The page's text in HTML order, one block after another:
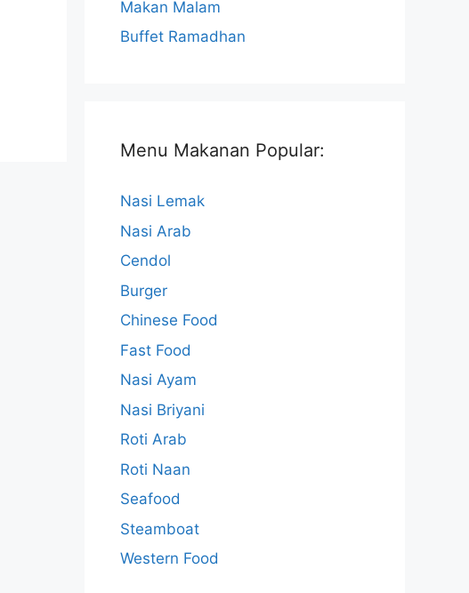
Makan Malam
Buffet Ramadhan
Menu Makanan Popular:
Nasi Lemak
Nasi Arab
Cendol
Burger
Chinese Food
Fast Food
Nasi Ayam
Nasi Briyani
Roti Arab
Roti Naan
Seafood
Steamboat
Western Food